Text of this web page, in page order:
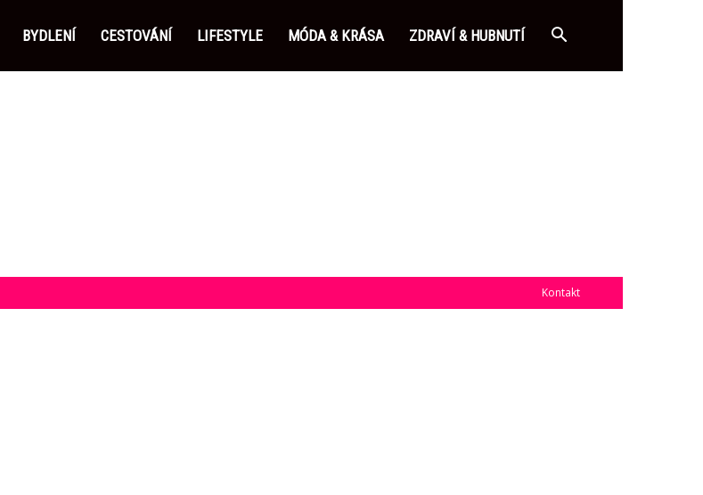
BYDLENÍ CESTOVÁNÍ LIFESTYLE MÓDA & KRÁSA ZDRAVÍ & HUBNUTÍ
Kontakt